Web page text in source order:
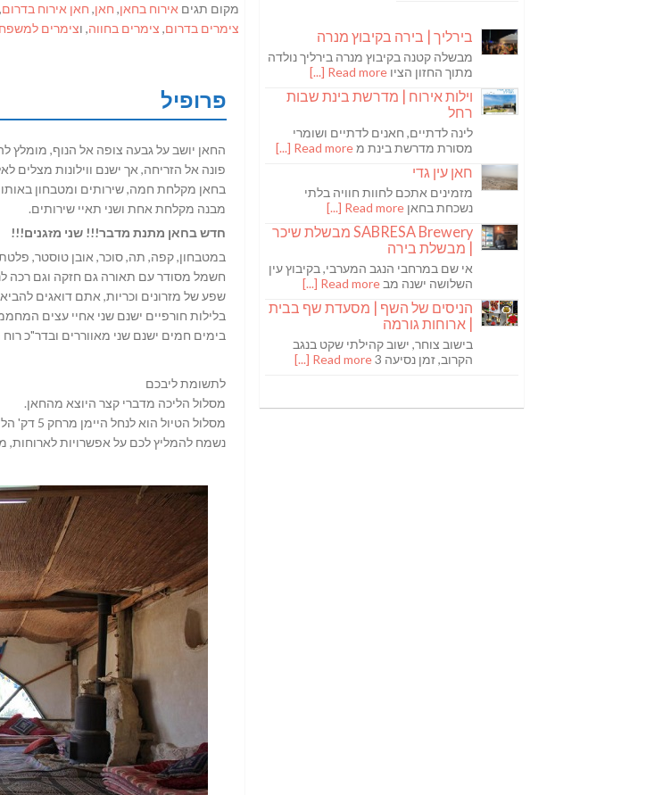
מקום תגים אירוח בחאן, חאן, חאן אירוח בדרום,
צימרים בדרום, צימרים בחווה, וצימרים
פרופיל
החאן יושב על גבעה צופה אל הנוף, מומלץ
פונה אל הזריחה, אך ישנם ווילונות מצלים
בחאן מקלחת חמה, שירותים ומטבחון
מבנה מקלחת אחת ושני תאיי שירותים.
חדש בחאן מתנת מדבר!!! שני מזגנים!!!
במטבחון, קפה, תה, סוכר, אובן טוסטר,
חשמל מסודר עם תאורה גם חזקה וגם רכה
שפע של מזרונים וכריות, אתם דואגים
בלילות חורפיים ישנם שני אחיי עצים
בימים חמים ישנם שני מאווררים ובדר"כ
לתשומת ליבכם
מסלול הליכה מדברי קצר היוצא מהחאן.
מסלול הטיול הוא לנחל היימן מרחק 5 דק' הליכה, מגלשות קרטון לילדים מוצעות בלילות ירח מלא כאשר הנחל לבן ומואר.
נשמח להמליץ לכם על אפשרויות לארוחות,
בירליך | בירה בקיבוץ מנרה
מבשלה קטנה בקיבוץ מנרה בירליך נולדה
מתוך החזון הציו Read more [...]
וילות אירוח | מדרשת בינת שבות
רחל
לינה לדתיים, חאנים לדתיים ושומרי
מסורת מדרשת בינת מRead more [...]
חאן עין גדי
מזמינים אתכם לחוות חוויה בלתי
נשכחת בחאן Read more [...]
SABRESA Brewery מבשלת שיכר
| מבשלת בירה
אי שם במרחבי הנגב המערבי, בקיבוץ עין
השלושה ישנה מב Read more [...]
הניסים של השף | מסעדת שף בבית
| ארוחות גורמה
בישוב צוחר, ישוב קהילתי שקט בנגב
הקרוב, זמן נסיעה 3
Read more [...]